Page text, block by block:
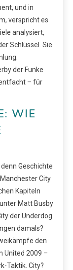
und in
verspricht es
analysiert,
Schlüssel. Sie
der Funke
– für
WIE
Geschichte
City
Kapiteln
Matt Busby
der Underdog
damals?
den
United 2009 –
Taktik. City?